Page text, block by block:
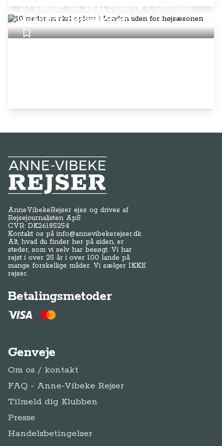
10 steder du skal opleve i London
uden for højsæsonen
Anne-Vibeke Rejser
AnneVibekeRejser ejes og drives af
Rejsejournalisten ApS
CVR: DK26185254
Kontakt os påinfo@annevibekerejser.dk
Alt, hvad du finder her på siden, er
steder, som vi selv har besøgt. Vi har
rejst i over 25 år i over 100 lande på
mange forskellige måder. Vi sælger IKKE
rejser.
Betalingsmetoder
Genveje
Om os / kontakt
FAQ - Anne-Vibeke Rejser
Tilmeld dig Klubben
Presse
Handelsbetingelser